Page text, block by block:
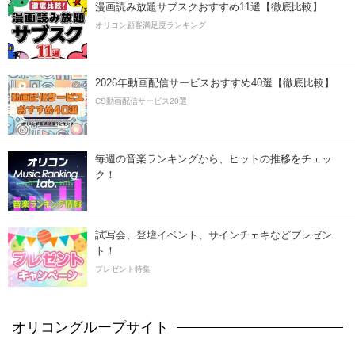
漫画読み放題サブスクおすすめ11選【徹底比較】
オリコン顧客満足度ランキング
2026年動画配信サービスおすすめ40選【徹底比較】
CS動画配信サービス20選
毎週の音楽ランキングから、ヒットの推移をチェッ
ク！
試写会、登壇イベント、サインチェキなどプレゼン
ト！
プレゼント特集
オリコングループサイト